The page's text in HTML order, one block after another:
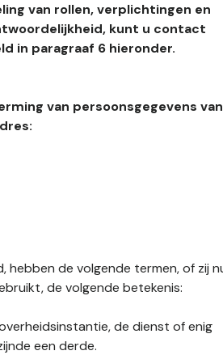
van rollen, verplichtingen en
kunt u contact
in paragraaf 6 hieronder.
van persoonsgegevens van
hebben de volgende termen, of zij
de volgende betekenis:
de dienst of enig
een derde.